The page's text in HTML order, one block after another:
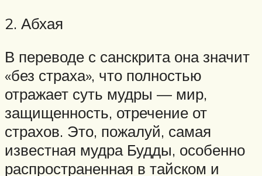
2. Абхая
В переводе с санскрита она значит
«без страха», что полностью
отражает суть мудры — мир,
защищенность, отречение от
страхов. Это, пожалуй, самая
известная мудра Будды, особенно
распространенная в тайском и